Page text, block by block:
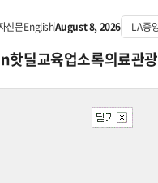
신문EnglishAugust 8, 2026
핫딜교육업소록의료관광